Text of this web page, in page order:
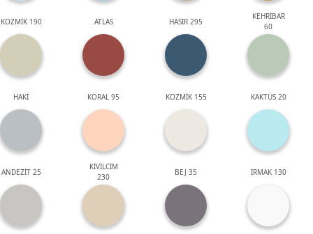
KOZMİK 190 ATLAS HASIR 295
KEHRİBAR
60
HAKİ KORAL 95 KOZMİK 155 KAKTÜS 20
ANDEZİT 25
KIVILCIM
230
BEJ 35 IRMAK 130